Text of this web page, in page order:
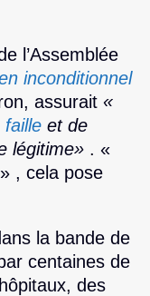
l’Assemblée
inconditionnel
assurait «
faille et de
légitime» . «
, cela pose
la bande de
centaines de
des